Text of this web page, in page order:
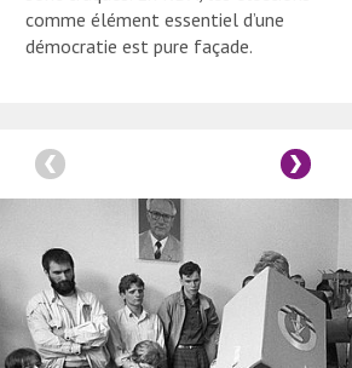
comme élément essentiel d’une
démocratie est pure façade.